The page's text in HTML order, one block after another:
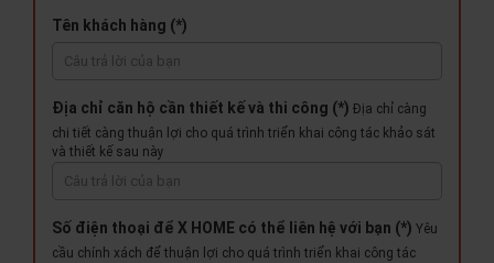
Tên khách hàng (*)
Địa chỉ căn hộ cần thiết kế và thi công (*) Địa chỉ càng
chi tiết càng thuận lợi cho quá trình triển khai công tác khảo sát
và thiết kế sau này
Số điện thoại để X HOME có thể liên hệ với bạn (*) Yêu
cầu chính xách để thuận lợi cho quá trình triển khai công tác